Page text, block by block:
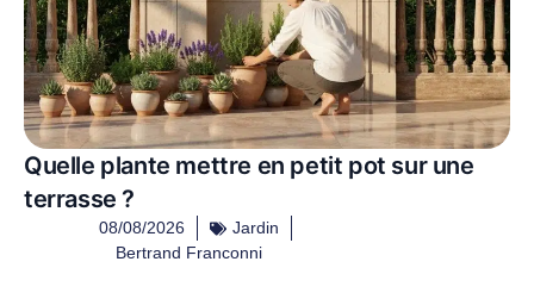
Quelle plante mettre en petit pot sur une
terrasse ?
08/08/2026
Jardin
Bertrand Franconni